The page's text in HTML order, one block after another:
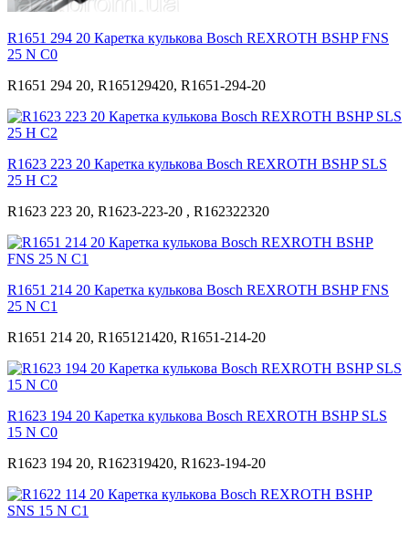
R1651 294 20 Каретка кулькова Bosch REXROTH BSHP FNS
25 N С0
R1651 294 20, R165129420, R1651-294-20
R1623 223 20 Каретка кулькова Bosch REXROTH BSHP SLS
25 H С2
R1623 223 20, R1623-223-20 , R162322320
R1651 214 20 Каретка кулькова Bosch REXROTH BSHP FNS
25 N С1
R1651 214 20, R165121420, R1651-214-20
R1623 194 20 Каретка кулькова Bosch REXROTH BSHP SLS
15 N С0
R1623 194 20, R162319420, R1623-194-20